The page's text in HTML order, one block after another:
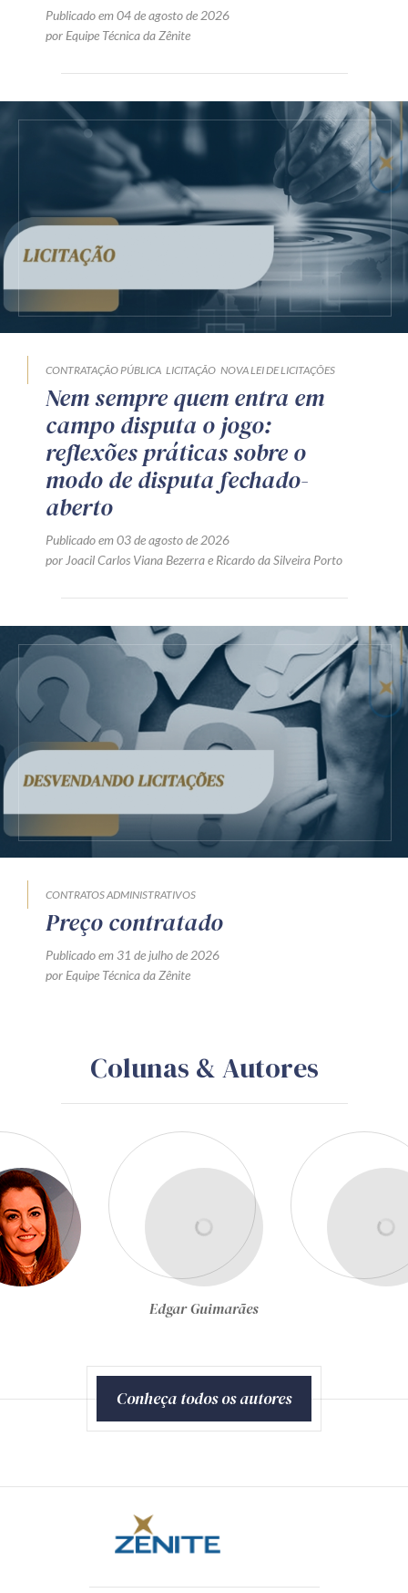
Publicado em 04 de agosto de 2026
por Equipe Técnica da Zênite
CONTRATAÇÃO PÚBLICA LICITAÇÃO NOVA LEI DE LICITAÇÕES
Nem sempre quem entra em
campo disputa o jogo:
reflexões práticas sobre o
modo de disputa fechado-
aberto
Publicado em 03 de agosto de 2026
por Joacil Carlos Viana Bezerrae Ricardo da Silveira Porto
CONTRATOS ADMINISTRATIVOS
Preço contratado
Publicado em 31 de julho de 2026
por Equipe Técnica da Zênite
Colunas & Autores
Egon Bockmann Moreira
Conheça todos os autores